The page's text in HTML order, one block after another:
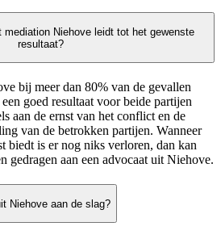
mediation Niehove leidt tot het gewenste
resultaat?
bij meer dan 80% van de gevallen
goed resultaat voor beide partijen
aan de ernst van het conflict en de
van de betrokken partijen. Wanneer
biedt is er nog niks verloren, dan kan
gedragen aan een advocaat uit Niehove.
Niehove aan de slag?